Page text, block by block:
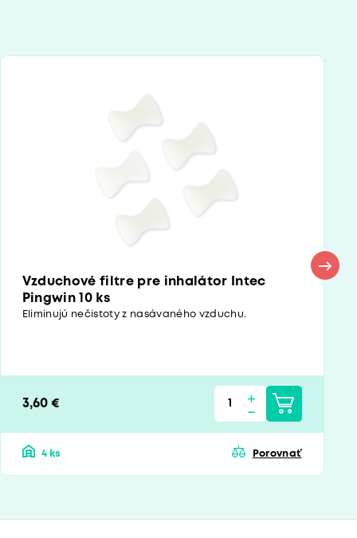
Vzduchové filtre pre inhalátor Intec
Pingwin 10 ks
Eliminujú nečistoty z nasávaného vzduchu.
3,60 €
4 ks Porovnať